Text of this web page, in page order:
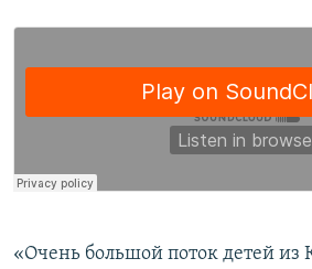
Все сайты RFE/RL
«Очень большой поток детей из